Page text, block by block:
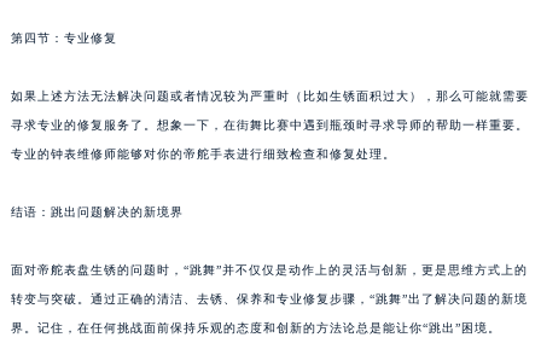
第四节：专业修复
如果上述方法无法解决问题或者情况较为严重时（比如生锈面积过大），那么可能就需要
寻求专业的修复服务了。想象一下，在街舞比赛中遇到瓶颈时寻求导师的帮助一样重要。
专业的钟表维修师能够对你的帝舵手表进行细致检查和修复处理。
结语：跳出问题解决的新境界
面对帝舵表盘生锈的问题时，“跳舞”并不仅仅是动作上的灵活与创新，更是思维方式上的
转变与突破。通过正确的清洁、去锈、保养和专业修复步骤，“跳舞”出了解决问题的新境
界。记住，在任何挑战面前保持乐观的态度和创新的方法论总是能让你“跳出”困境。